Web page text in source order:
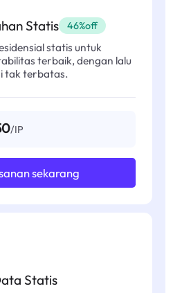
Statis 46%off
statis untuk
terbaik, dengan lalu
tak terbatas.
/IP
sekarang
Statis